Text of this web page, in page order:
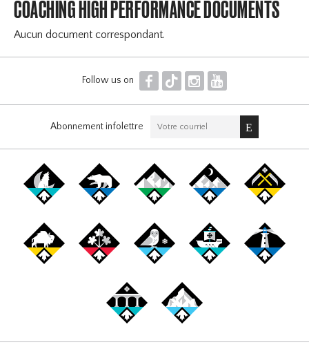
COACHING HIGH PERFORMANCE DOCUMENTS
Aucun document correspondant.
Follow us on F T I Y
Abonnement infolettre